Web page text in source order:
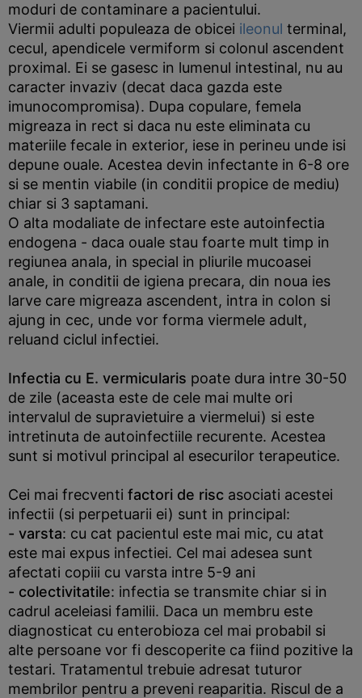
moduri de contaminare a pacientului.
Viermii adulti populeaza de obicei ileonul terminal,
cecul, apendicele vermiform si colonul ascendent
proximal. Ei se gasesc in lumenul intestinal, nu au
caracter invaziv (decat daca gazda este
imunocompromisa). Dupa copulare, femela
migreaza in rect si daca nu este eliminata cu
materiile fecale in exterior, iese in perineu unde isi
depune ouale. Acestea devin infectante in 6-8 ore
si se mentin viabile (in conditii propice de mediu)
chiar si 3 saptamani.
O alta modaliate de infectare este autoinfectia
endogena - daca ouale stau foarte mult timp in
regiunea anala, in special in pliurile mucoasei
anale, in conditii de igiena precara, din noua ies
larve care migreaza ascendent, intra in colon si
ajung in cec, unde vor forma viermele adult,
reluand ciclul infectiei.
Infectia cu E. vermicularis poate dura intre 30-50
de zile (aceasta este de cele mai multe ori
intervalul de supravietuire a viermelui) si este
intretinuta de autoinfectiile recurente. Acestea
sunt si motivul principal al esecurilor terapeutice.
Cei mai frecventi factori de risc asociati acestei
infectii (si perpetuarii ei) sunt in principal:
- varsta: cu cat pacientul este mai mic, cu atat
este mai expus infectiei. Cel mai adesea sunt
afectati copiii cu varsta intre 5-9 ani
- colectivitatile: infectia se transmite chiar si in
cadrul aceleiasi familii. Daca un membru este
diagnosticat cu enterobioza cel mai probabil si
alte persoane vor fi descoperite ca fiind pozitive la
testari. Tratamentul trebuie adresat tuturor
membrilor pentru a preveni reaparitia. Riscul de a